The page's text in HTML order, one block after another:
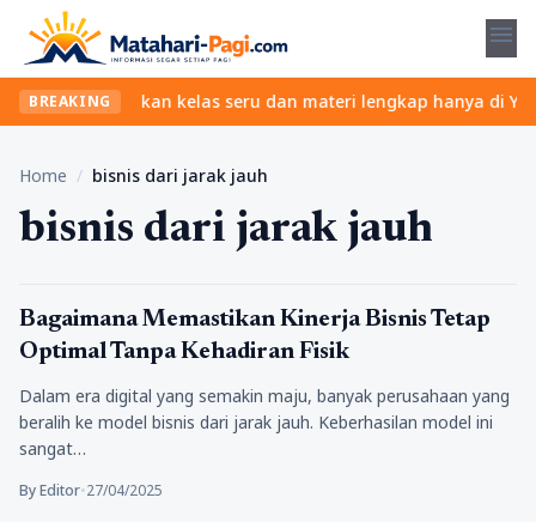
menu
BREAKING
ribet? Temukan kelas seru dan materi lengkap hanya di
Home / bisnis dari jarak jauh
bisnis dari jarak jauh
Tekno
Bagaimana Memastikan Kinerja Bisnis Tetap
Optimal Tanpa Kehadiran Fisik
Dalam era digital yang semakin maju, banyak perusahaan yang
beralih ke model bisnis dari jarak jauh. Keberhasilan model ini
sangat…
By Editor•27/04/2025